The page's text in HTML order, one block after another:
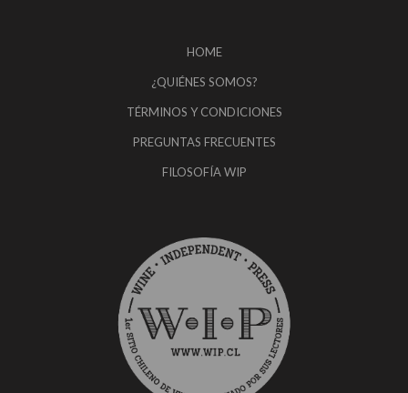
HOME
¿QUIÉNES SOMOS?
TÉRMINOS Y CONDICIONES
PREGUNTAS FRECUENTES
FILOSOFÍA WIP